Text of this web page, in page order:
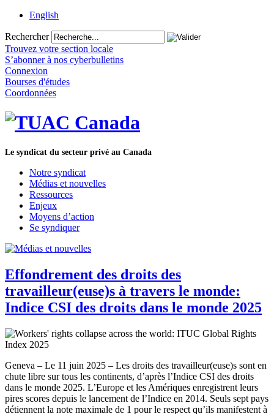
English
Rechercher
Trouvez votre section locale
S’abonner à nos cyberbulletins
Connexion
Bourses d'études
Coordonnées
Le syndicat du secteur privé au Canada
Notre syndicat
Médias et nouvelles
Ressources
Enjeux
Moyens d’action
Se syndiquer
Effondrement des droits des
travailleur(euse)s à travers le monde:
Indice CSI des droits dans le monde 2025
Geneva – Le 11 juin 2025 – Les droits des travailleur(euse)s sont en
chute libre sur tous les continents, d’après l’Indice CSI des droits
dans le monde 2025. L’Europe et les Amériques enregistrent leurs
pires scores depuis le lancement de l’Indice en 2014. Seuls sept pays
détiennent la note maximale de 1 pour le respect qu’ils manifestent à